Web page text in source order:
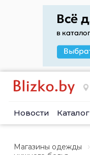
Новости Каталог
Магазины одежды